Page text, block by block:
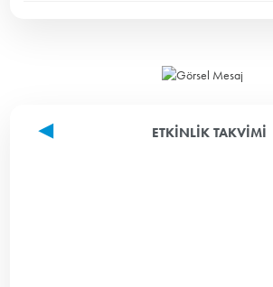
ETKINLIK TAKVIMI